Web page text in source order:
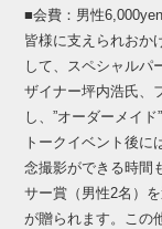
■会費：男性
皆様に支えられおか
して、スペシャルパ
ザイナー坪内浩氏、
し、”オーダーメイ
トークイベント後に
念撮影ができる時間
サー賞（男性2名）
が贈られます。この